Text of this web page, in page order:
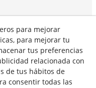
para mejorar
para mejorar tu
tus preferencias
relacionada con
de tus hábitos de
consentir todas las